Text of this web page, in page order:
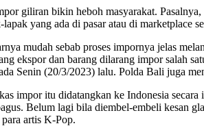
giliran bikin heboh masyarakat.
yang ada di pasar atau di marketplace
mudah sebab proses impornya jelas
ekspor dan barang dilarang impor salah
Senin (20/3/2023) lalu. Polda Bali juga
impor itu didatangkan ke Indonesia
Belum lagi bila diembel-embeli kesan
artis K-Pop.